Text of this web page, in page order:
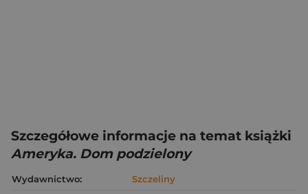
Szczegółowe informacje na temat książki
Ameryka. Dom podzielony
Wydawnictwo:
Szczeliny